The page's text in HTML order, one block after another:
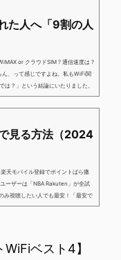
楽天モバイル。ついに「最後の賭
キャンペーン概要三木谷社長の特
た人へ「9割の人
or クラウドSIM ? 通信速度は ?
ん、って感じですよね。私もWiFi関
？」という結論にいたりました。
からない」と言う人向けに【最終
人はこれだけでいいやん」というも
見る方法（2024
天モバイル登録でポイントばら撒
ザーは「NBA Rakuten」が全試
視聴したい人でも最安！「最安で
不明な状況...楽天モバイルでNBAを
ベスト4】